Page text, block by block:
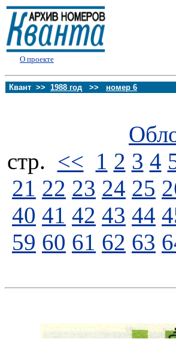
О проекте
Квант >> 1988 год >> номер 6
стp. << 1 2 3 4
21 22 23 24 25
40 41 42 43 44
59 60 61 62 63